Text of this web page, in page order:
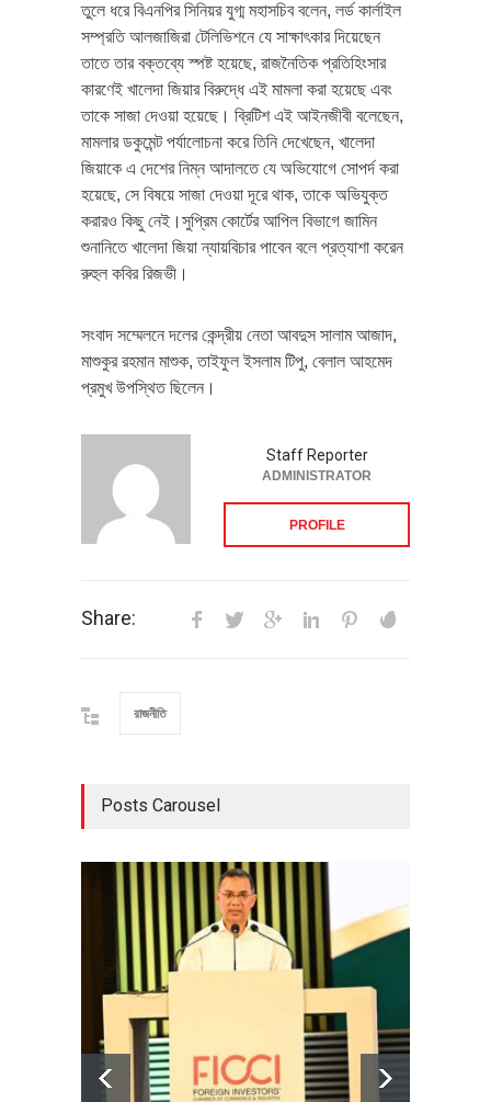
তুলে ধরে বিএনপির সিনিয়র যুগ্ম মহাসচিব বলেন, লর্ড কার্লাইল
সম্প্রতি আলজাজিরা টেলিভিশনে যে সাক্ষাৎকার দিয়েছেন
তাতে তার বক্তব্যে স্পষ্ট হয়েছে, রাজনৈতিক প্রতিহিংসার
কারণেই খালেদা জিয়ার বিরুদ্ধে এই মামলা করা হয়েছে এবং
তাকে সাজা দেওয়া হয়েছে। ব্রিটিশ এই আইনজীবী বলেছেন,
মামলার ডকুমেন্ট পর্যালোচনা করে তিনি দেখেছেন, খালেদা
জিয়াকে এ দেশের নিম্ন আদালতে যে অভিযোগে সোপর্দ করা
হয়েছে, সে বিষয়ে সাজা দেওয়া দূরে থাক, তাকে অভিযুক্ত
করারও কিছু নেই।সুপ্রিম কোর্টের আপিল বিভাগে জামিন
শুনানিতে খালেদা জিয়া ন্যায়বিচার পাবেন বলে প্রত্যাশা করেন
রুহুল কবির রিজভী।
সংবাদ সম্মেলনে দলের কেন্দ্রীয় নেতা আবদুস সালাম আজাদ,
মাশুকুর রহমান মাশুক, তাইফুল ইসলাম টিপু, বেলাল আহমেদ
প্রমুখ উপস্থিত ছিলেন।
Staff Reporter
ADMINISTRATOR
PROFILE
Share:
রাজনীতি
Posts Carousel